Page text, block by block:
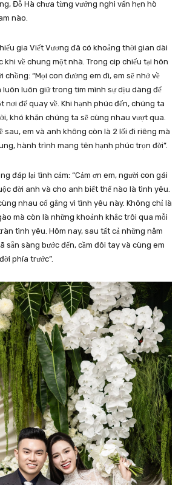
Đỗ Hà chưa từng vướng nghi vấn hẹn hò
nào.
gia Viết Vương đã có khoảng thời gian dài
khi về chung một nhà. Trong cip chiếu tại hôn
chồng: “Mọi con đường em đi, em sẽ nhớ về
luôn luôn giữ trong tim mình sự dịu dàng để
nơi để quay về. Khi hạnh phúc đến, chúng ta
khó khăn chúng ta sẽ cùng nhau vượt qua.
sau, em và anh không còn là 2 lối đi riêng mà
hành trình mang tên hạnh phúc trọn đời”.
đáp lại tình cảm: “Cảm ơn em, người con gái
đời anh và cho anh biết thế nào là tình yêu.
nhau cố gắng vì tình yêu này. Không chỉ là
mà còn là những khoảnh khắc trôi qua mỗi
tình yêu. Hôm nay, sau tất cả những năm
sẵn sàng bước đến, cầm đôi tay và cùng em
phía trước”.